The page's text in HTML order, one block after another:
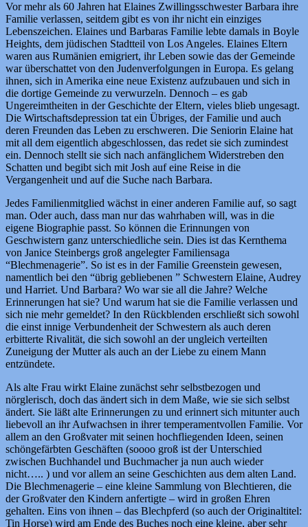
Vor mehr als 60 Jahren hat Elaines Zwillingsschwester Barbara ihre
Familie verlassen, seitdem gibt es von ihr nicht ein einziges
Lebenszeichen. Elaines und Barbaras Familie lebte damals in Boyle
Heights, dem jüdischen Stadtteil von Los Angeles. Elaines Eltern
waren aus Rumänien emigriert, ihr Leben sowie das der Gemeinde
war überschattet von den Judenverfolgungen in Europa. Es gelang
ihnen, sich in Amerika eine neue Existenz aufzubauen und sich in
die dortige Gemeinde zu verwurzeln. Dennoch – es gab
Ungereimtheiten in der Geschichte der Eltern, vieles blieb ungesagt.
Die Wirtschaftsdepression tat ein Übriges, der Familie und auch
deren Freunden das Leben zu erschweren. Die Seniorin Elaine hat
mit all dem eigentlich abgeschlossen, das redet sie sich zumindest
ein. Dennoch stellt sie sich nach anfänglichem Widerstreben den
Schatten und begibt sich mit Josh auf eine Reise in die
Vergangenheit und auf die Suche nach Barbara.
Jedes Familienmitglied wächst in einer anderen Familie auf, so sagt
man. Oder auch, dass man nur das wahrhaben will, was in die
eigene Biographie passt. So können die Erinnungen von
Geschwistern ganz unterschiedliche sein. Dies ist das Kernthema
von Janice Steinbergs groß angelegter Familiensaga
“Blechmenagerie”. So ist es in der Familie Greenstein gewesen,
namentlich bei den “übrig gebliebenen ” Schwestern Elaine, Audrey
und Harriet. Und Barbara? Wo war sie all die Jahre? Welche
Erinnerungen hat sie? Und warum hat sie die Familie verlassen und
sich nie mehr gemeldet? In den Rückblenden erschließt sich sowohl
die einst innige Verbundenheit der Schwestern als auch deren
erbitterte Rivalität, die sich sowohl an der ungleich verteilten
Zuneigung der Mutter als auch an der Liebe zu einem Mann
entzündete.
Als alte Frau wirkt Elaine zunächst sehr selbstbezogen und
nörglerisch, doch das ändert sich in dem Maße, wie sie sich selbst
ändert. Sie läßt alte Erinnerungen zu und erinnert sich mitunter auch
liebevoll an ihr Aufwachsen in ihrer temperamentvollen Familie. Vor
allem an den Großvater mit seinen hochfliegenden Ideen, seinen
schöngefärbten Geschäften (soooo groß ist der Unterschied
zwischen Buchhandel und Buchmacher ja nun auch wieder
nicht….. ) und vor allem an seine Geschichten aus dem alten Land.
Die Blechmenagerie – eine kleine Sammlung von Blechtieren, die
der Großvater den Kindern anfertigte – wird in großen Ehren
gehalten. Eins von ihnen – das Blechpferd (so auch der Originaltitel:
Tin Horse) wird am Ende des Buches noch eine kleine, aber sehr